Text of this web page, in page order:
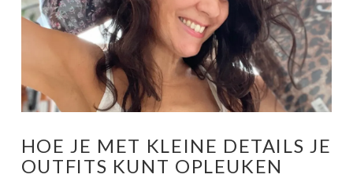
HOE JE MET KLEINE DETAILS JE
OUTFITS KUNT OPLEUKEN